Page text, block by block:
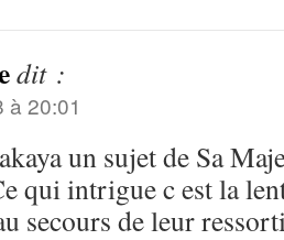
dit :
à 20:01
un sujet de Sa
qui intrigue c est la
secours de leur